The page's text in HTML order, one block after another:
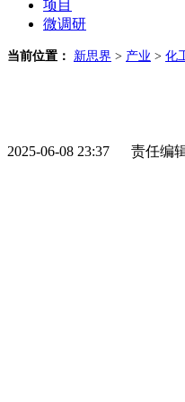
项目
微调研
当前位置： 新思界 > 产业 > 化
2025-06-08 23:37 责任编